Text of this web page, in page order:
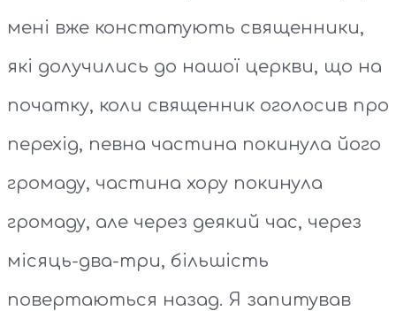
мені вже констатують священники,
які долучились до нашої церкви, що на
початку, коли священник оголосив про
перехід, певна частина покинула його
громаду, частина хору покинула
громаду, але через деякий час, через
місяць-два-три, більшість
повертаються назад. Я запитував